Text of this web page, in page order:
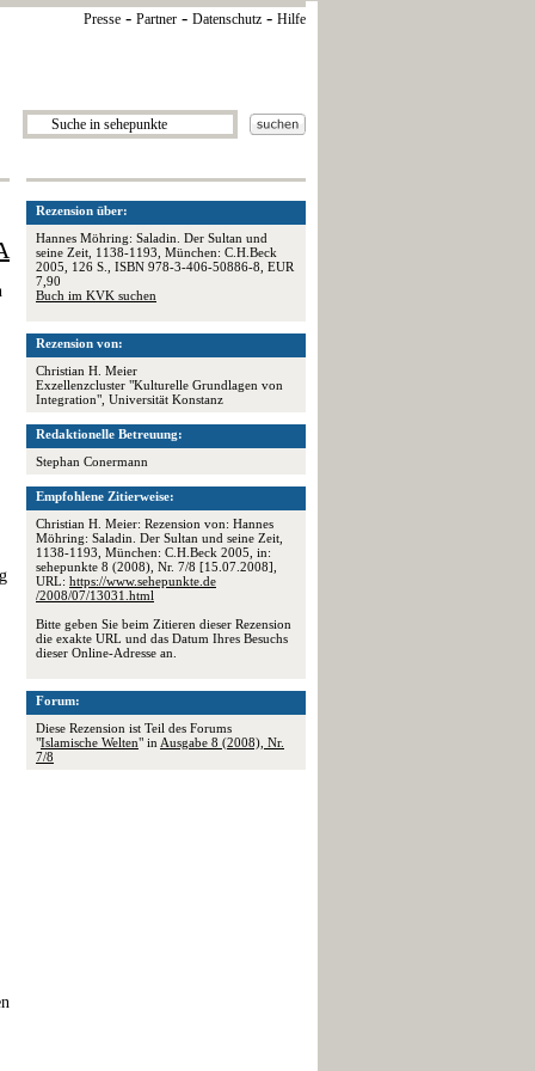
Presse - Partner - Datenschutz - Hilfe
Rezension über:
Hannes Möhring: Saladin. Der Sultan und
seine Zeit, 1138-1193, München: C.H.Beck
2005, 126 S., ISBN 978-3-406-50886-8, EUR
7,90
Buch im KVK suchen
Rezension von:
Christian H. Meier
Exzellenzcluster "Kulturelle Grundlagen von
Integration", Universität Konstanz
Redaktionelle Betreuung:
Stephan Conermann
Empfohlene Zitierweise:
Christian H. Meier: Rezension von: Hannes
Möhring: Saladin. Der Sultan und seine Zeit,
1138-1193, München: C.H.Beck 2005, in:
sehepunkte 8 (2008), Nr. 7/8 [15.07.2008],
URL: https://www.sehepunkte.de
/2008/07/13031.html
Bitte geben Sie beim Zitieren dieser Rezension
die exakte URL und das Datum Ihres Besuchs
dieser Online-Adresse an.
Forum:
Diese Rezension ist Teil des Forums
"Islamische Welten" in Ausgabe 8 (2008), Nr.
7/8